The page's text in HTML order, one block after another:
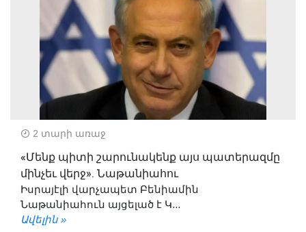
2 տարի առաջ
«Մենք պիտի շարունակենք այս պատերազմը
մինչեւ վերջ». Նաթանիահու
Իսրայէլի վարչապետ Բենիամին
Նաթանիահուն այցելած է Կ...
Ավելին »